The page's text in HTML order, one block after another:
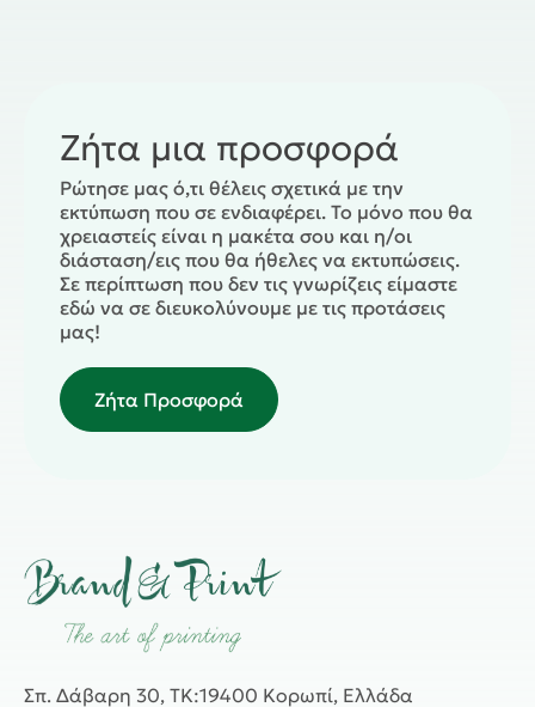
Σπ. Δάβαρη 30, ΤΚ:19400 Κορωπί, Ελλάδα
Ζήτα μια προσφορά
Ρώτησε μας ό,τι θέλεις σχετικά με την
εκτύπωση που σε ενδιαφέρει. Το μόνο που θα
χρειαστείς είναι η μακέτα σου και η/οι
διάσταση/εις που θα ήθελες να εκτυπώσεις.
Σε περίπτωση που δεν τις γνωρίζεις είμαστε
εδώ να σε διευκολύνουμε με τις προτάσεις
μας!
Ζήτα Προσφορά